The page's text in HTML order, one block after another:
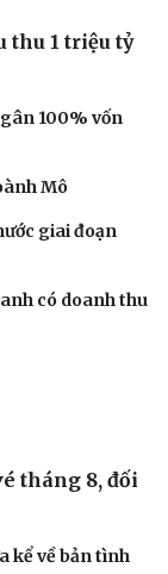
kém nhân
với viêm xương
lại có thể